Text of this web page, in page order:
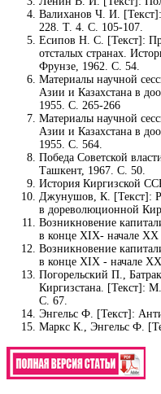
Валиханов Ч. И.
228. Т. 4. С. 105-107.
Есипов Н. С. [Текст]:
отсталых странах.
Фрунзе, 1962. С. 54.
Материалы научной
Азии и Казахстана в
1955. С. 265-266
Материалы научной
Азии и Казахстана в
1955. С. 564.
Победа Советской
Ташкент, 1967. С. 50.
История Киргизской
Джунушов, К. [Текст]:
в дореволюционной
Возникновение
в конце XIX- начале
Возникновение
в конце XIX - начале
Погорельский П.,
Киргизстана. [Текст]:
С. 67.
Энгельс Ф. [Текст]:
Маркс К., Энгельс Ф.